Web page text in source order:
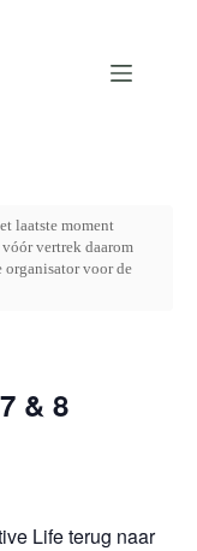
laatste moment
vertrek daarom
voor de
& 8
Life terug naar